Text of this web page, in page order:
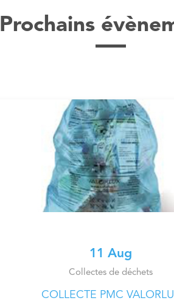
Prochains
11 Aug
Collectes de déchets
COLLECTE PMC